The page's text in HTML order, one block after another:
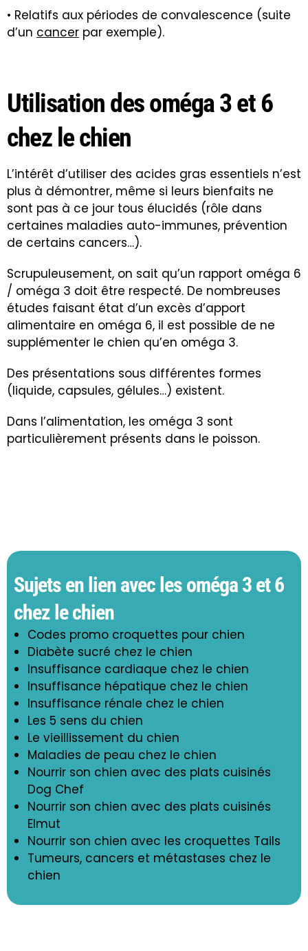
• Relatifs aux périodes de convalescence (suite
d’un cancer par exemple).
Utilisation des oméga 3 et 6
chez le chien
L’intérêt d’utiliser des acides gras essentiels n’est
plus à démontrer, même si leurs bienfaits ne
sont pas à ce jour tous élucidés (rôle dans
certaines maladies auto-immunes, prévention
de certains cancers…).
Scrupuleusement, on sait qu’un rapport oméga 6
/ oméga 3 doit être respecté. De nombreuses
études faisant état d’un excès d’apport
alimentaire en oméga 6, il est possible de ne
supplémenter le chien qu’en oméga 3.
Des présentations sous différentes formes
(liquide, capsules, gélules…) existent.
Dans l’alimentation, les oméga 3 sont
particulièrement présents dans le poisson.
Sujets en lien avec les oméga 3 et 6
chez le chien
Codes promo croquettes pour chien
Diabète sucré chez le chien
Insuffisance cardiaque chez le chien
Insuffisance hépatique chez le chien
Insuffisance rénale chez le chien
Les 5 sens du chien
Le vieillissement du chien
Maladies de peau chez le chien
Nourrir son chien avec des plats cuisinés
Dog Chef
Nourrir son chien avec des plats cuisinés
Elmut
Nourrir son chien avec les croquettes Tails
Tumeurs, cancers et métastases chez le
chien